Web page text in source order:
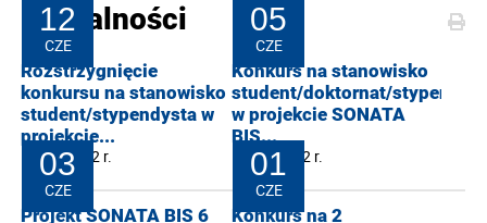
Aktualności
12
CZE
Rozstrzygnięcie
konkursu na stanowisko
student/stypendysta w
projekcie...
12-06-2022 r.
05
CZE
Konkurs na stanowisko
student/doktornat/
w projekcie SONATA
BIS...
05-06-2022 r.
03
CZE
Projekt SONATA BIS 6
01
CZE
Konkurs na 2